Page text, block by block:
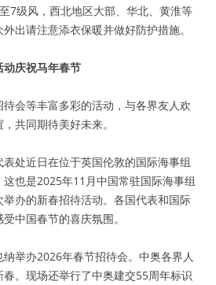
7级风，西北地区大部、华北、黄淮等
出请注意添衣保暖并做好防护措施。
庆祝马年春节
会等丰富多彩的活动，与各界友人欢
共同期待美好未来。
处近日在位于英国伦敦的国际海事组
也是2025年11月中国常驻国际海事组
办的新春招待活动。各国代表和国际
中国春节的喜庆氛围。
举办2026年春节招待会。中奥各界人
。现场还举行了中奥建交55周年标识